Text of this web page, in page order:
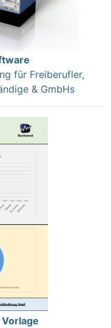
für Freiberufler,
& GmbHs